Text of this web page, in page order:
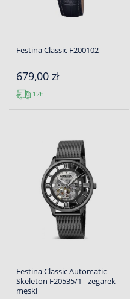
Festina Classic F200102
679,00 zł
12h
Festina Classic Automatic
Skeleton F20535/1 - zegarek
męski